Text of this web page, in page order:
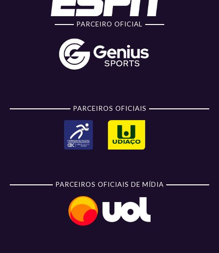
PARCEIRO OFICIAL
PARCEIROS OFICIAIS
PARCEIROS OFICIAIS DE MÍDIA